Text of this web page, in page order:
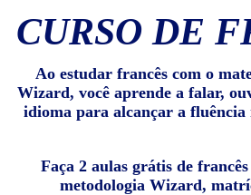
CURSO DE
Ao estudar francês com o
Wizard, você aprende a falar,
idioma para alcançar a fluência
Faça 2 aulas grátis de
metodologia Wizard,